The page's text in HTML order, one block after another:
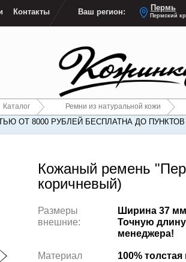
Контакты Ваш регион: Пермь
Пермский
Каталог Ремни из натуральной кожи
ОТ 8000 РУБЛЕЙ БЕСПЛАТНА ДО
Кожаный ремень
коричневый)
Размеры
внешние:
Ширина 37
Точную
менеджера!
Материал 100%